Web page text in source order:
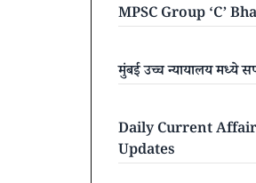
MPSC Group ‘C’
मुंबई उच्च न्यायालय मध्ये
Daily Current
Updates